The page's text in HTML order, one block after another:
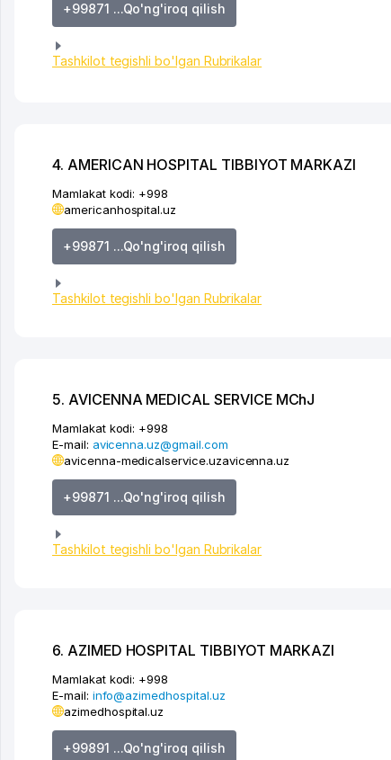
+99871 ...Qo'ng'iroq qilish
Tashkilot tegishli bo'lgan Rubrikalar
4. AMERICAN HOSPITAL TIBBIYOT MARKAZI
Mamlakat kodi: +998
americanhospital.uz
+99871 ...Qo'ng'iroq qilish
Tashkilot tegishli bo'lgan Rubrikalar
5. AVICENNA MEDICAL SERVICE MChJ
Mamlakat kodi: +998
E-mail: avicenna.uz@gmail.com
avicenna-medicalservice.uzavicenna.uz
+99871 ...Qo'ng'iroq qilish
Tashkilot tegishli bo'lgan Rubrikalar
6. AZIMED HOSPITAL TIBBIYOT MARKAZI
Mamlakat kodi: +998
E-mail: info@azimedhospital.uz
azimedhospital.uz
+99891 ...Qo'ng'iroq qilish